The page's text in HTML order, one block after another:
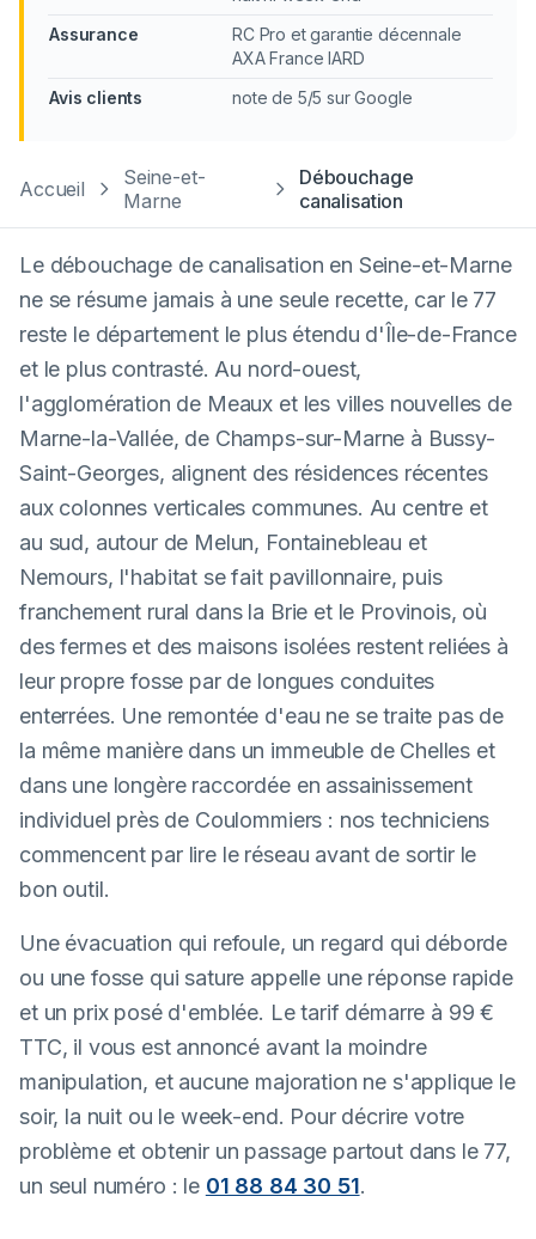
Assurance
RC Pro et garantie décennale
AXA France IARD
Avis clients
note de 5/5 sur Google
Accueil
Seine-et-
Marne
Débouchage
canalisation
Le débouchage de canalisation en Seine-et-Marne
ne se résume jamais à une seule recette, car le 77
reste le département le plus étendu d'Île-de-France
et le plus contrasté. Au nord-ouest,
l'agglomération de Meaux et les villes nouvelles de
Marne-la-Vallée, de Champs-sur-Marne à Bussy-
Saint-Georges, alignent des résidences récentes
aux colonnes verticales communes. Au centre et
au sud, autour de Melun, Fontainebleau et
Nemours, l'habitat se fait pavillonnaire, puis
franchement rural dans la Brie et le Provinois, où
des fermes et des maisons isolées restent reliées à
leur propre fosse par de longues conduites
enterrées. Une remontée d'eau ne se traite pas de
la même manière dans un immeuble de Chelles et
dans une longère raccordée en assainissement
individuel près de Coulommiers : nos techniciens
commencent par lire le réseau avant de sortir le
bon outil.
Une évacuation qui refoule, un regard qui déborde
ou une fosse qui sature appelle une réponse rapide
et un prix posé d'emblée. Le tarif démarre à 99 €
TTC, il vous est annoncé avant la moindre
manipulation, et aucune majoration ne s'applique le
soir, la nuit ou le week-end. Pour décrire votre
problème et obtenir un passage partout dans le 77,
un seul numéro : le 01 88 84 30 51.